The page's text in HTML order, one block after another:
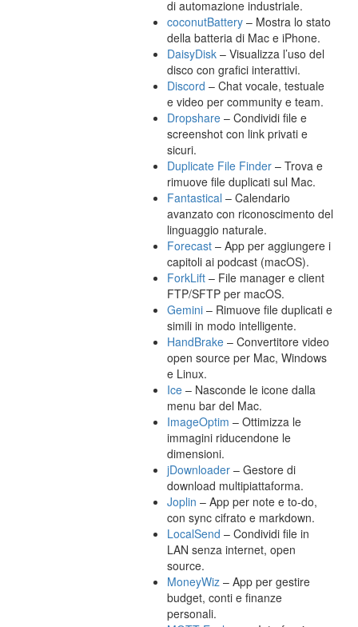
di automazione industriale.
coconutBattery – Mostra lo stato
della batteria di Mac e iPhone.
DaisyDisk – Visualizza l’uso del
disco con grafici interattivi.
Discord – Chat vocale, testuale
e video per community e team.
Dropshare – Condividi file e
screenshot con link privati e
sicuri.
Duplicate File Finder – Trova e
rimuove file duplicati sul Mac.
Fantastical – Calendario
avanzato con riconoscimento del
linguaggio naturale.
Forecast – App per aggiungere i
capitoli ai podcast (macOS).
ForkLift – File manager e client
FTP/SFTP per macOS.
Gemini – Rimuove file duplicati e
simili in modo intelligente.
HandBrake – Convertitore video
open source per Mac, Windows
e Linux.
Ice – Nasconde le icone dalla
menu bar del Mac.
ImageOptim – Ottimizza le
immagini riducendone le
dimensioni.
jDownloader – Gestore di
download multipiattaforma.
Joplin – App per note e to-do,
con sync cifrato e markdown.
LocalSend – Condividi file in
LAN senza internet, open
source.
MoneyWiz – App per gestire
budget, conti e finanze
personali.